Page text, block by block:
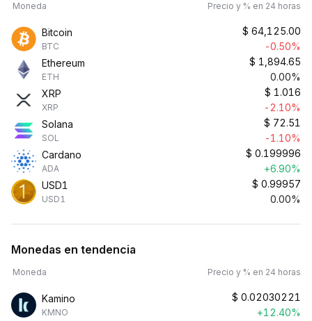
Moneda Precio y % en 24 horas
Bitcoin
BTC
$ 64,125.00
-0.50%
Ethereum
ETH
$ 1,894.65
0.00%
XRP
XRP
$ 1.016
-2.10%
Solana
SOL
$ 72.51
-1.10%
Cardano
ADA
$ 0.199996
+6.90%
USD1
USD1
$ 0.99957
0.00%
Monedas en tendencia
Moneda Precio y % en 24 horas
Kamino
KMNO
$ 0.02030221
+12.40%